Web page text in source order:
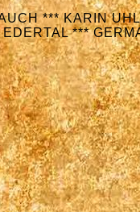
*** KARIN
EDERTAL ***